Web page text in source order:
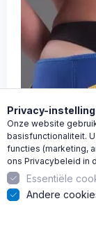
Privacy-
Onze website
basisfunctionaliteit.
functies (marketing,
ons Privacybeleid in
Essentiële
Andere